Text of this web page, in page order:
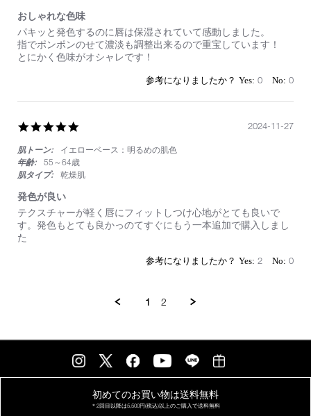
おしゃれな色味
Review
by
on
review
stating
お
な
味
パキッと発色するのに唇は保湿されていて感動しました。
指でポンポンのせて濃淡も調整出来るので重宝しています！
とにかく色味がオシャレです！
0 0
rating
肌トーン:
イエローベース：明るめの肌色
年齢:
55～64歳
肌タイプ:
乾燥肌
発色が良い
Review
by
on
review
stating
発
テクスチャーが軽く唇にフィットしつけ心地がとても良いで
す。発色もとても良かっのてすぐにもう一本追加で購入しまし
た
2024-11-27
2 0
1 2
初めてのお買い物は送料無料
＊2回目以降は5,500円(税込)以上の ご購入で送料無料